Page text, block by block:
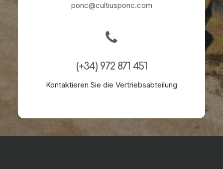
ponc@cultiusponc.com
(+34) 972 871 451
Kontaktieren Sie die Vertriebsabteilung